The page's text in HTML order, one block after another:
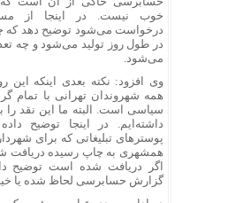
خوب نیست. در اینجا از
درخواست می‌شود توضیح دهد که
در طول روز تولید می‌شود و چه
می‌شود.
وی افزود: نکته بعدی اینکه این
همه شهروندان تهرانی با تمام
سیاسی است. البته ما این نقد را
داشته‌ایم. در اینجا توضیح
پوسترهای تبلیغاتی که برای
همشهری به چاپ رسیده دریافت
اگر دریافت شده است توضیح
گزارش حسابرسی لحاظ شده یا